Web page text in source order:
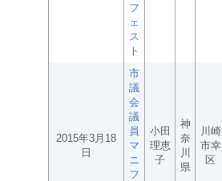
フ
ェ
ス
ト
2015年3月18
日
市
議
会
議
員
マ
ニ
フ
小田
理恵
子
神
奈
川
県
川崎
市幸
区